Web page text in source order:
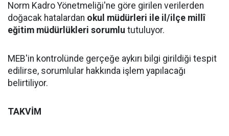
Norm Kadro Yönetmeliği'ne göre girilen verilerden
doğacak hatalardan okul müdürleri ile il/ilçe millî
eğitim müdürlükleri sorumlu tutuluyor.
MEB'in kontrolünde gerçeğe aykırı bilgi girildiği tespit
edilirse, sorumlular hakkında işlem yapılacağı
belirtiliyor.
TAKVİM